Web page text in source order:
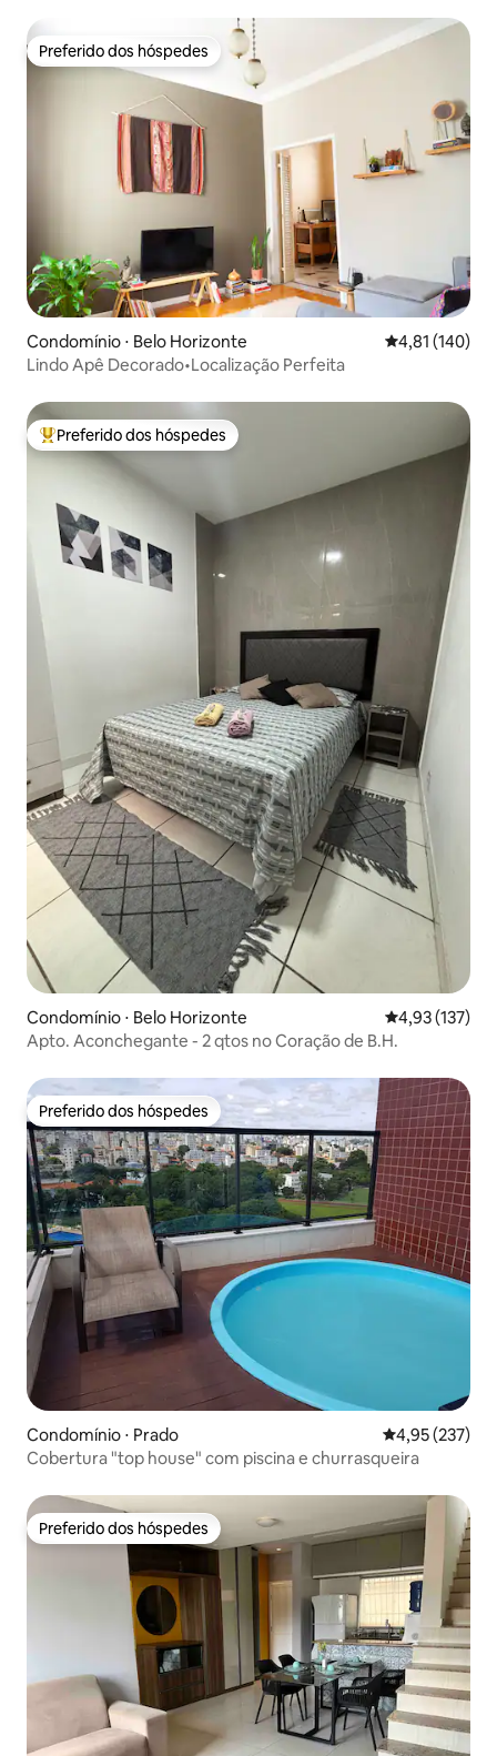
Preferido dos hóspedes
Preferido dos hóspedes
Condomínio ⋅ Belo Horizonte 4,81 de uma
4,81 (140)
Lindo Apê Decorado•Localização Perfeita
Entre os melhores preferidos dos hóspedes
Preferido dos hóspedes
Condomínio ⋅ Belo Horizonte 4,93 de uma
4,93 (137)
Apto. Aconchegante - 2 qtos no Coração de B.H.
Preferido dos hóspedes
Preferido dos hóspedes
Condomínio ⋅ Prado 4,95 de uma
4,95 (237)
Cobertura "top house" com piscina e churrasqueira
Preferido dos hóspedes
Preferido dos hóspedes